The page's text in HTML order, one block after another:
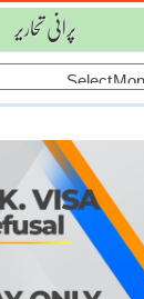
پرانی تحاریر